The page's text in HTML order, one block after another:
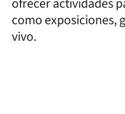
como exposiciones,
vivo.